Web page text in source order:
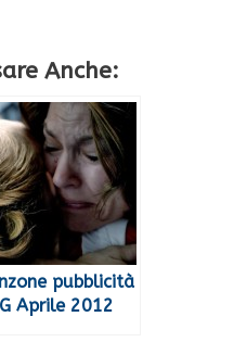
Anche:
pubblicità
Aprile 2012